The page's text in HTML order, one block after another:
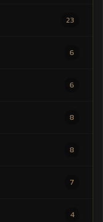
23
6
6
8
8
7
4